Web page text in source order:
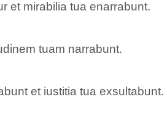
et mirabilia tua enarrabunt.
tuam narrabunt.
et iustitia tua exsultabunt.